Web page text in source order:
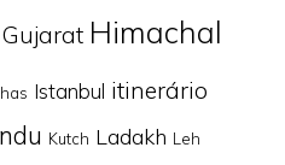
Gujarat Himachal
Istanbul itinerário
Kutch Ladakh Leh